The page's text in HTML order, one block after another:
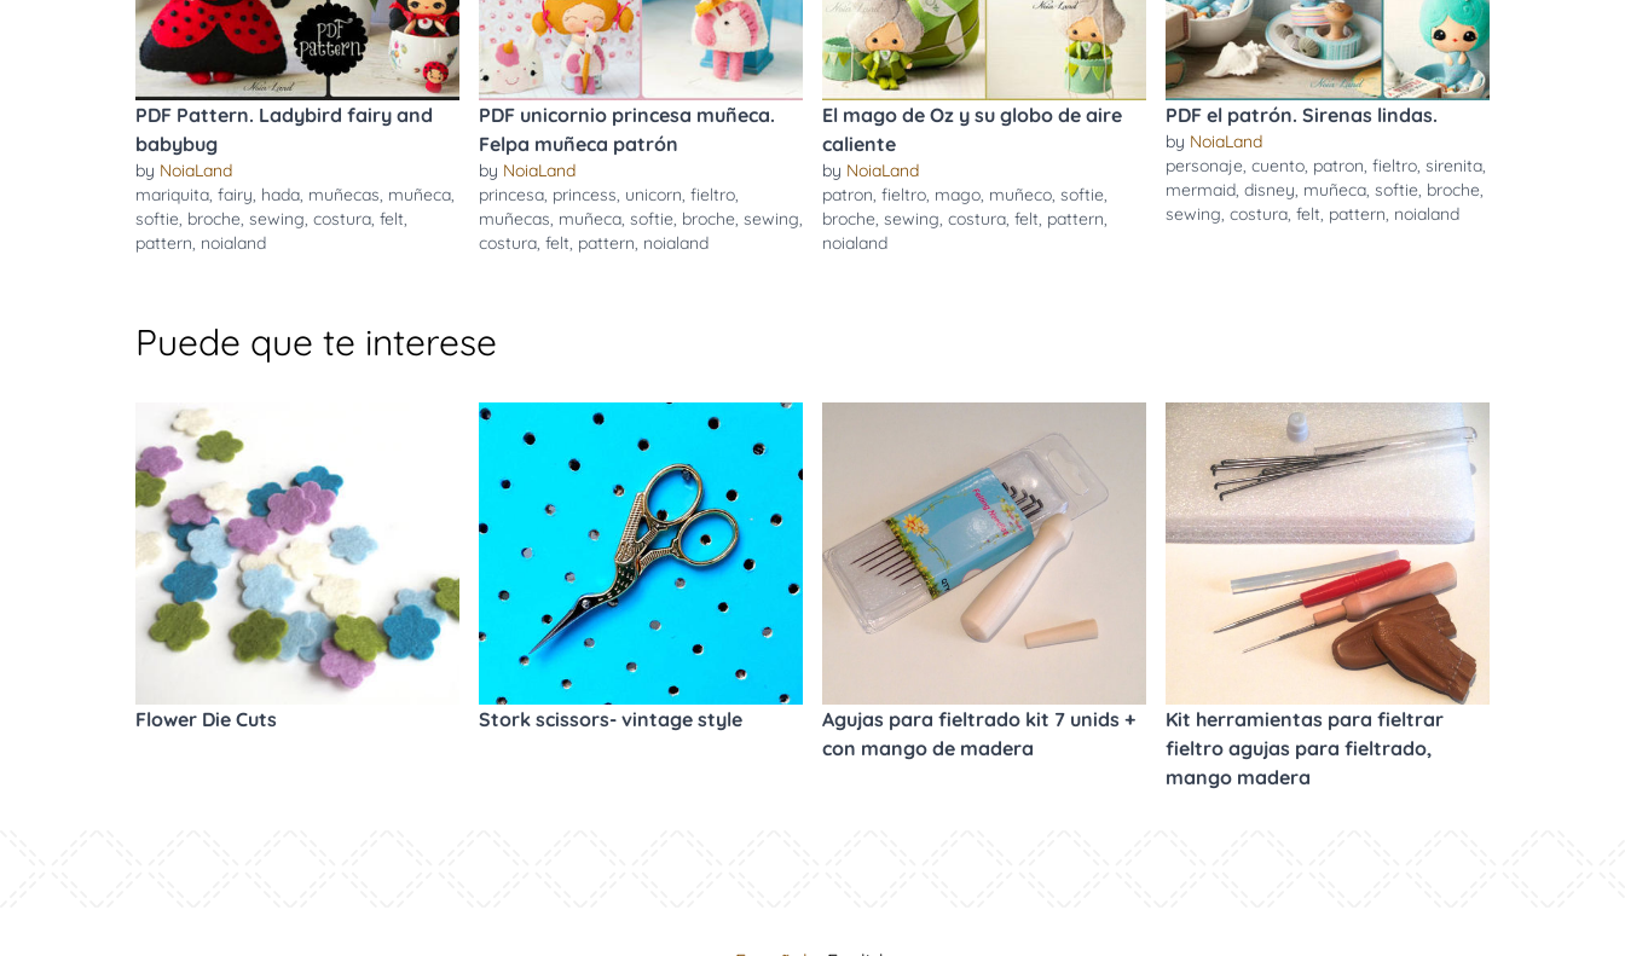
PDF Pattern. Ladybird fairy and
babybug
by NoiaLand
mariquita, fairy, hada, muñecas, muñeca,
softie, broche, sewing, costura, felt,
pattern, noialand
PDF unicornio princesa muñeca.
Felpa muñeca patrón
by NoiaLand
princesa, princess, unicorn, fieltro,
muñecas, muñeca, softie, broche, sewing,
costura, felt, pattern, noialand
El mago de Oz y su globo de aire
caliente
by NoiaLand
patron, fieltro, mago, muñeco, softie,
broche, sewing, costura, felt, pattern,
noialand
PDF el patrón. Sirenas lindas.
by NoiaLand
personaje, cuento, patron, fieltro, sirenita,
mermaid, disney, muñeca, softie, broche,
sewing, costura, felt, pattern, noialand
Puede que te interese
Flower Die Cuts Stork scissors- vintage style
Agujas para fieltrado kit 7 unids +
con mango de madera
Kit herramientas para fieltrar
fieltro agujas para fieltrado,
mango madera